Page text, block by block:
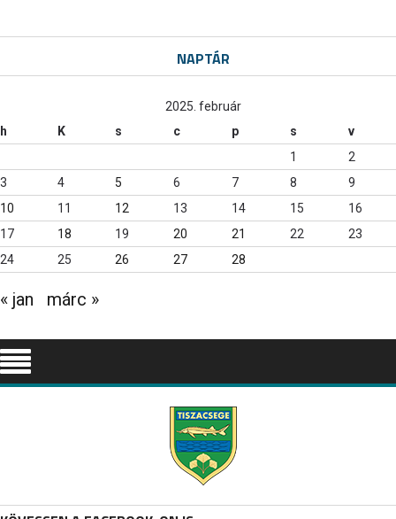
NAPTÁR
2025. február
h
K s c p s
v
1
2
3
4 5 6 7 8
9
10
11 12 13 14 15
16
17
18 19 20 21 22
23
24
25 26 27 28
« jan márc »